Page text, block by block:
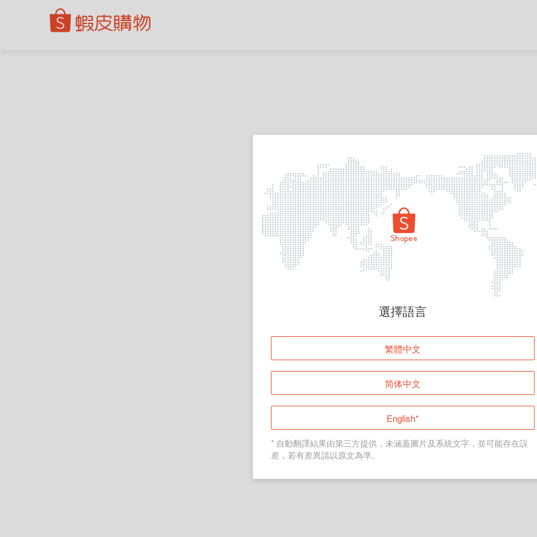
頁面無法顯示
登入
返回首頁
選擇語言
繁體中文
简体中文
English*
* 自動翻譯結果由第三方提供，未涵蓋圖片及系統文字，並可能存在誤
差，若有差異請以原文為準。